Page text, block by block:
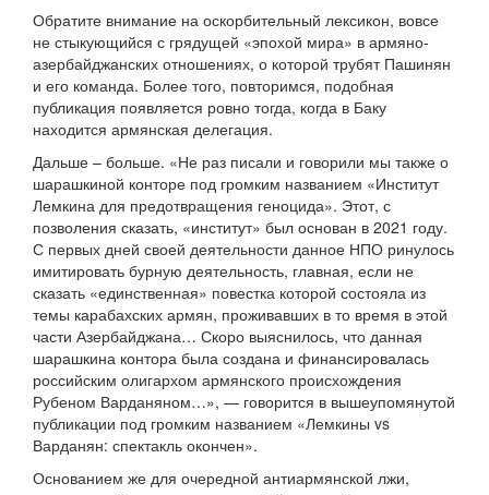
Обратите внимание на оскорбительный лексикон, вовсе
не стыкующийся с грядущей «эпохой мира» в армяно-
азербайджанских отношениях, о которой трубят Пашинян
и его команда. Более того, повторимся, подобная
публикация появляется ровно тогда, когда в Баку
находится армянская делегация.
Дальше – больше. «Не раз писали и говорили мы также о
шарашкиной конторе под громким названием «Институт
Лемкина для предотвращения геноцида». Этот, с
позволения сказать, «институт» был основан в 2021 году.
С первых дней своей деятельности данное НПО ринулось
имитировать бурную деятельность, главная, если не
сказать «единственная» повестка которой состояла из
темы карабахских армян, проживавших в то время в этой
части Азербайджана… Скоро выяснилось, что данная
шарашкина контора была создана и финансировалась
российским олигархом армянского происхождения
Рубеном Варданяном…», — говорится в вышеупомянутой
публикации под громким названием «Лемкины vs
Варданян: спектакль окончен».
Основанием же для очередной антиармянской лжи,